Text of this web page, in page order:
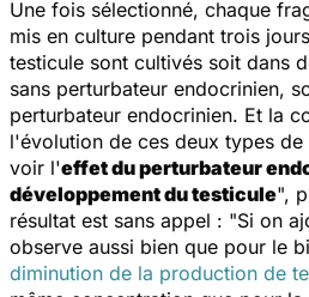
Une fois sélectionné, chaque
mis en culture pendant trois
testicule sont cultivés soit dans
sans perturbateur endocrinien,
perturbateur endocrinien. Et la
l'évolution de ces deux types
voir l'effet du perturbateur
développement du testicule",
résultat est sans appel : "Si on
observe aussi bien que pour le
diminution de la production de